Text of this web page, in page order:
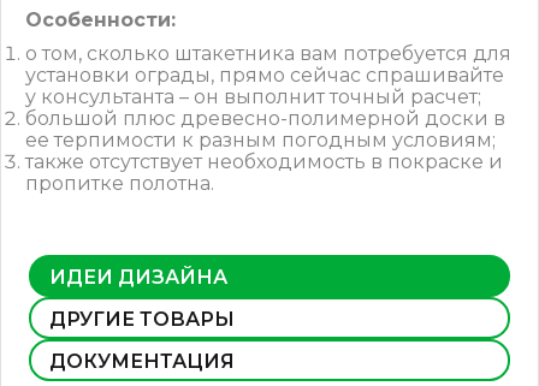
Особенности:
о том, сколько штакетника вам потребуется для
установки ограды, прямо сейчас спрашивайте
у консультанта – он выполнит точный расчет;
большой плюс древесно-полимерной доски в
ее терпимости к разным погодным условиям;
также отсутствует необходимость в покраске и
пропитке полотна.
ИДЕИ ДИЗАЙНА
ДРУГИЕ ТОВАРЫ
ДОКУМЕНТАЦИЯ